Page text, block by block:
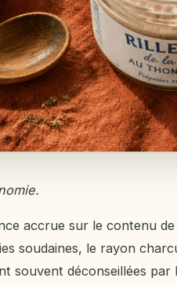
accrue sur le contenu de
soudaines, le rayon
souvent déconseillées par